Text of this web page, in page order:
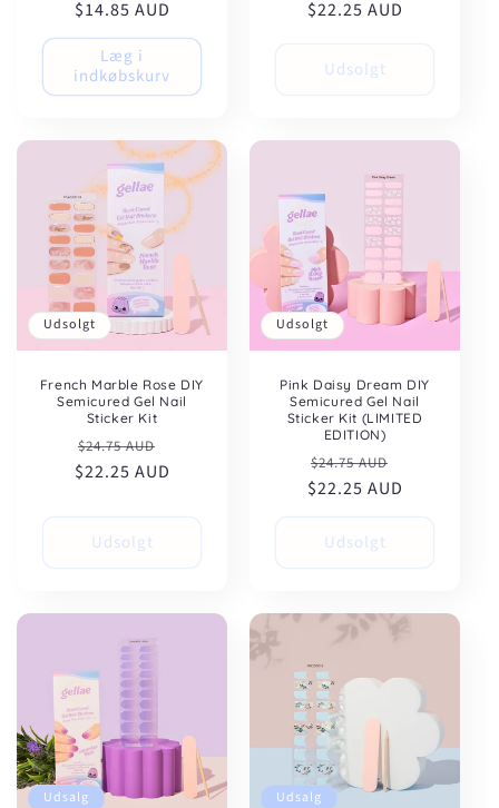
$14.85 AUD
Læg i
indkøbskurv
$22.25 AUD
Udsolgt
Udsolgt
French Marble Rose DIY
Semicured Gel Nail
Sticker Kit
Normalpris
$24.75 AUD
$22.25 AUD
Udsolgt
Udsolgt
Pink Daisy Dream DIY
Semicured Gel Nail
Sticker Kit (LIMITED
EDITION)
Normalpris
$24.75 AUD
$22.25 AUD
Udsolgt
Udsalg Udsalg